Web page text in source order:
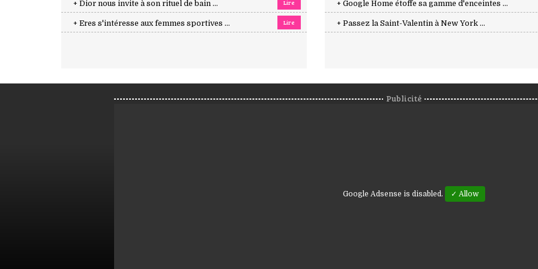
+ Dior nous invite à son rituel de bain ... Lire
+ Eres s'intéresse aux femmes sportives ... Lire
+ Google Home étoffe sa gamme d'enceintes ...
+ Passez la Saint-Valentin à New York ...
Publicité
Google Adsense is disabled. ✓ Allow